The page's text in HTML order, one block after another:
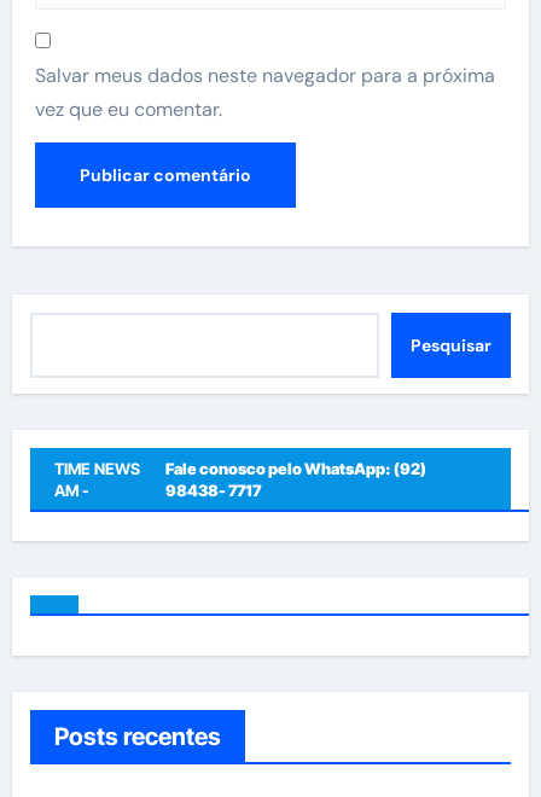
Salvar meus dados neste navegador para a próxima
vez que eu comentar.
Pesquisar
TIME NEWS
AM -
Fale conosco pelo WhatsApp: (92)
98438- 7717
Posts recentes